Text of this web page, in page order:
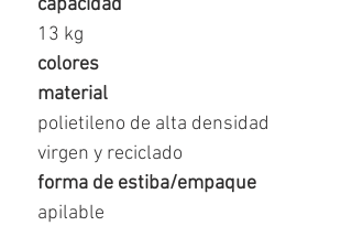
capacidad
13 kg
colores
material
polietileno de alta densidad
virgen y reciclado
forma de estiba/empaque
apilable